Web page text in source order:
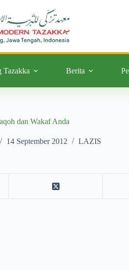
Tazakka Berita
dan Wakaf Anda
14 September 2012 LAZIS